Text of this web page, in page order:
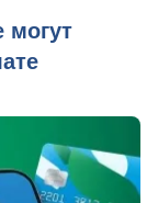
могут